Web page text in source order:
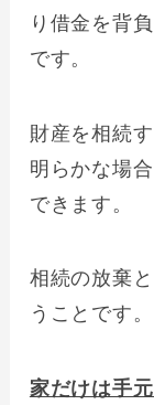
り借金を背
です。
財産を相続
明らかな場
できます。
相続の放棄
うことです。
家だけは手